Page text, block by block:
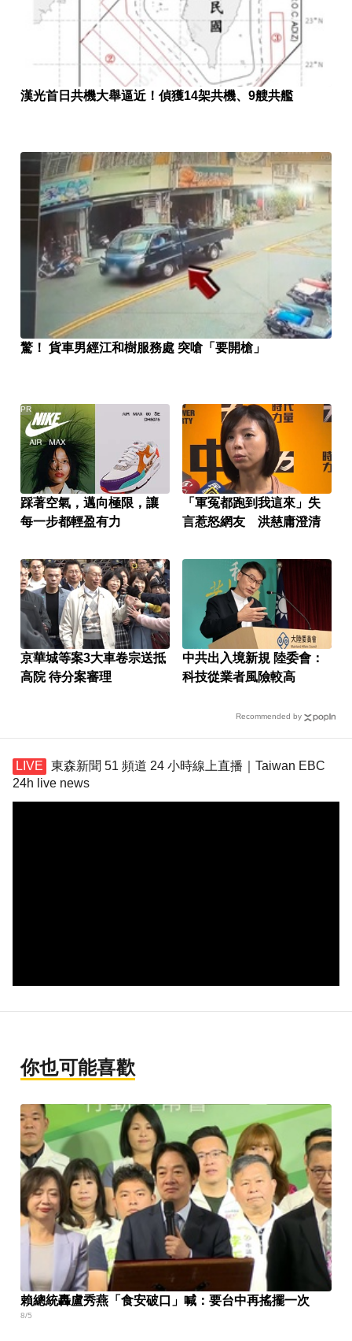
漢光首日共機大舉逼近！偵獲14架共機、9艘共艦
驚！ 貨車男經江和樹服務處 突嗆「要開槍」
踩著空氣，邁向極限，讓
每一步都輕盈有力
PR
「軍冤都跑到我這來」失
言惹怒網友 洪慈庸澄清
京華城等案3大車卷宗送抵
高院 待分案審理
中共出入境新規 陸委會：
科技從業者風險較高
Recommended by
東森新聞 51 頻道 24 小時線上直播｜Taiwan EBC
24h live news
你也可能喜歡
賴總統轟盧秀燕「食安破口」喊：要台中再搖擺一次
8/5